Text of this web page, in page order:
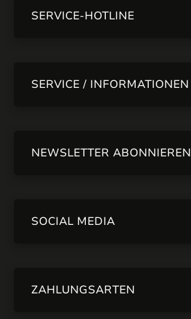
SERVICE-HOTLINE
SERVICE / INFORMATIONEN
NEWSLETTER ABONNIEREN
SOCIAL MEDIA
ZAHLUNGSARTEN